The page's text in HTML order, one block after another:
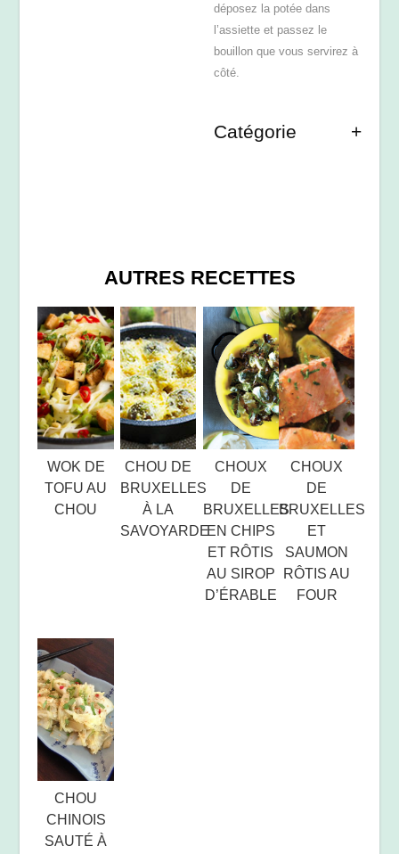
déposez la potée dans
l’assiette et passez le
bouillon que vous servirez à
côté.
Catégorie
AUTRES RECETTES
WOK DE
TOFU AU
CHOU
CHOU DE
BRUXELLES
À LA
SAVOYARDE
CHOUX
DE
BRUXELLES
EN CHIPS
ET RÔTIS
AU SIROP
D’ÉRABLE
CHOUX
DE
BRUXELLES
ET
SAUMON
RÔTIS AU
FOUR
CHOU
CHINOIS
SAUTÉ À